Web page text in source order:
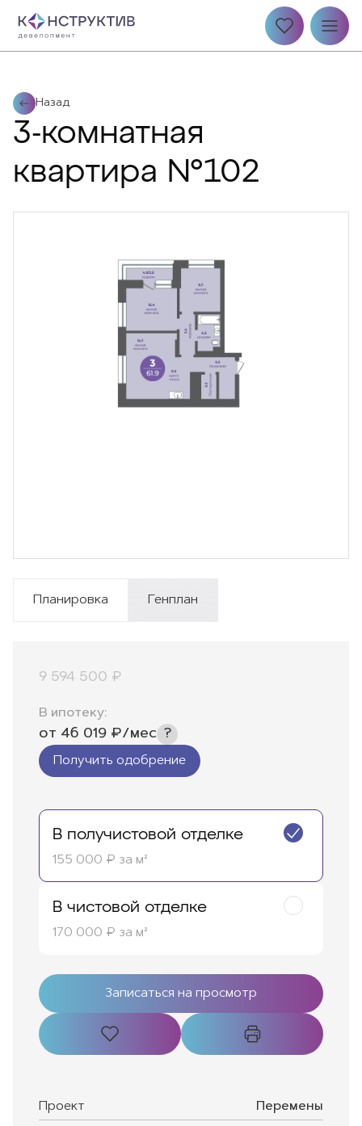
Назад
3-комнатная
квартира №102
Планировка Генплан
9 594 500 ₽
В ипотеку:
от 46 019 ₽/мес
Получить одобрение
В получистовой отделке
155 000 ₽ за м²
В чистовой отделке
170 000 ₽ за м²
Записаться на просмотр
Проект Перемены